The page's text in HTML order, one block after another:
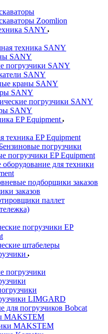
Zoomlion
SANY
техника SANY
SANY
погрузчики SANY
SANY
краны SANY
SANY
погрузчики SANY
SANY
EP Equipment
техника EP Equipment
погрузчики
погрузчики EP Equipment
оборудование для техники
подборщики заказов
заказов
паллет
погрузчики EP
штабелеры
погрузчики
LIMGARD
для погрузчиков Bobcat
MAKSTEM
MAKSTEM